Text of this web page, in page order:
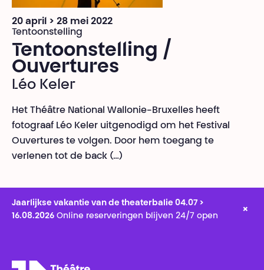
20 april > 28 mei 2022
Tentoonstelling
Tentoonstelling /
Ouvertures
Léo Keler
Het Théâtre National Wallonie-Bruxelles heeft
fotograaf Léo Keler uitgenodigd om het Festival
Ouvertures te volgen. Door hem toegang te
verlenen tot de back (…)
Jaarlijkse vakantie van de theaterbalie 04.07 >
16.08.2026 Online reserveringen blijven 24/7 open
×